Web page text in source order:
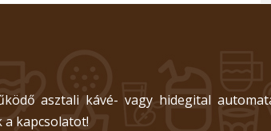
asztali kávé- vagy hidegital
a kapcsolatot!